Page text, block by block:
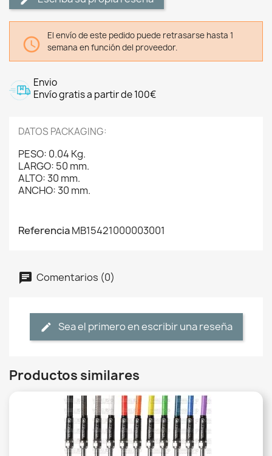

El envío de este pedido puede retrasarse hasta 1
semana en función del proveedor.
Envio
Envío gratis a partir de 100€
DATOS PACKAGING:
PESO: 0.04 Kg.
LARGO: 50 mm.
ALTO: 30 mm.
ANCHO: 30 mm.
ReferenciaMB15421000003001
Comentarios (0)
Sea el primero en escribir una reseña
Productos similares